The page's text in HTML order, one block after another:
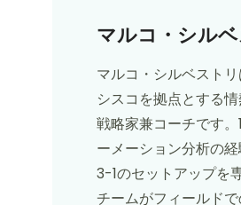
マルコ・シル
マルコ・シルベスト
シスコを拠点とする
戦略家兼コーチです
ーメーション分析の
3-1のセットアップを
チームがフィールド